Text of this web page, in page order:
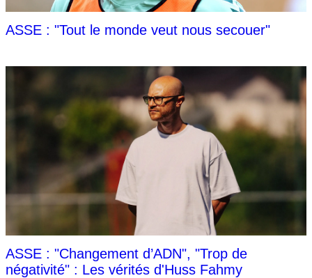
ASSE : "Tout le monde veut nous secouer"
ASSE : "Changement d’ADN", "Trop de
négativité" : Les vérités d'Huss Fahmy